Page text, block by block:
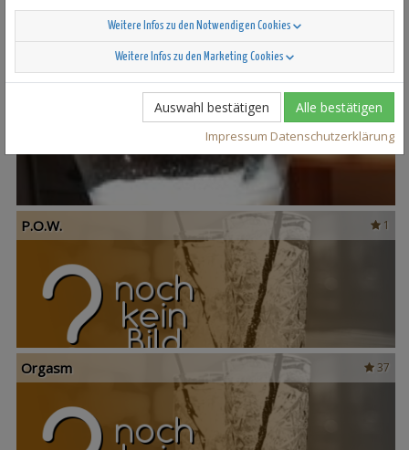
17
Pandora
1
P.O.W.
37
Orgasm
Weitere Infos zu den Notwendigen Cookies
Weitere Infos zu den Marketing Cookies
Auswahl bestätigen Alle bestätigen
Impressum Datenschutzerklärung